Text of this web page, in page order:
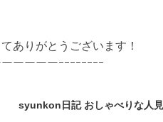
ありがとうございます！
ーーーーｰｰｰｰｰｰｰｰ
syunkon日記 おしゃべりな人